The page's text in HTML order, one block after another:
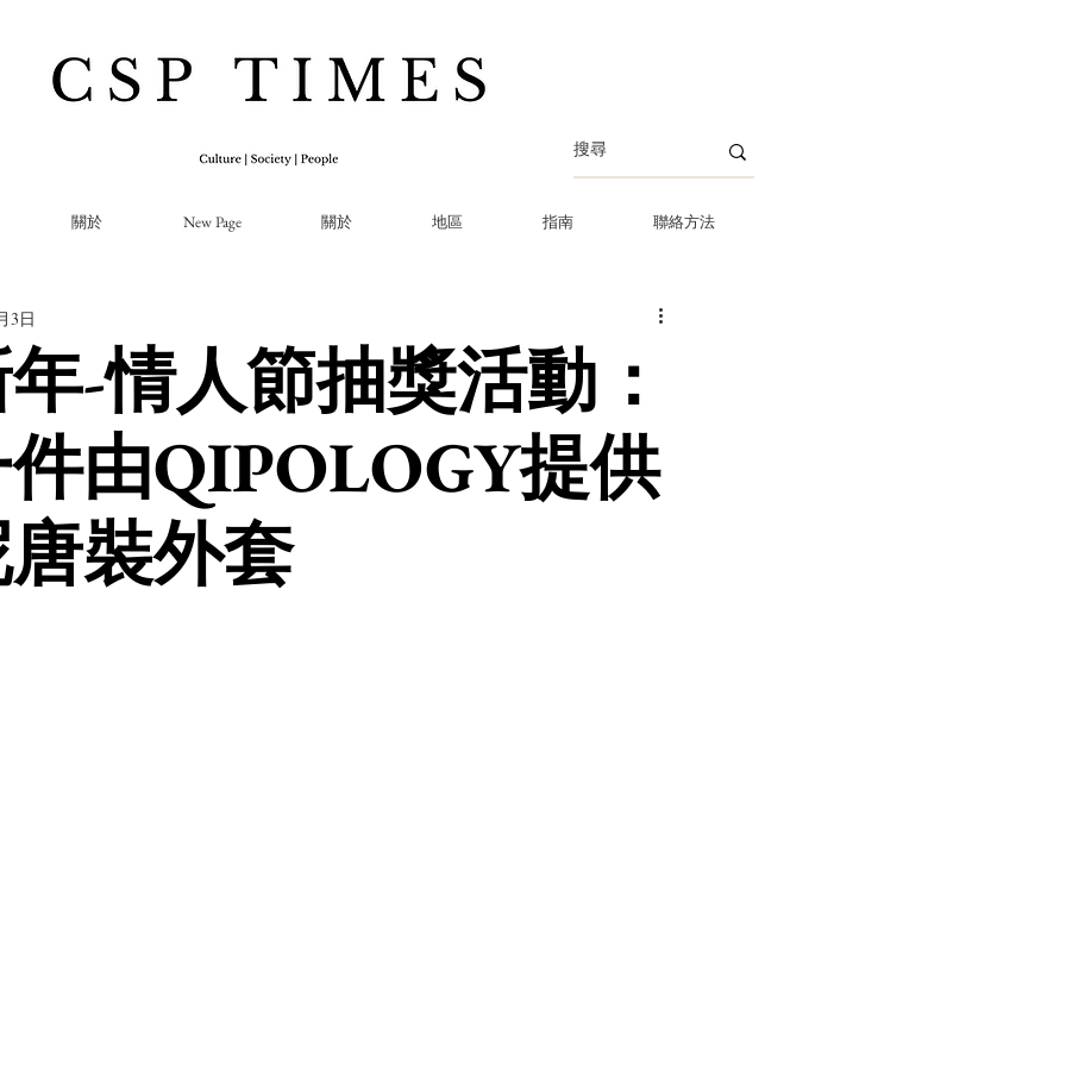
關於 New Page 關於 地區 指南 聯絡方法
-情人節抽獎活動：
由QIPOLOGY提供
裝外套
3日